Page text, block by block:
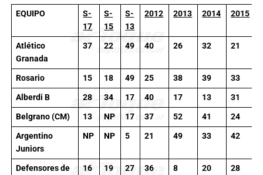
EQUIPO
S-
17
S-
15
S-
13
2012 2013 2014 2015
Atlético
Granada
37 22 49 40 26 32 21
Rosario 15 18 49 25 38 39 33
Alberdi B
28 34 17 40 17 13 31
Belgrano (CM)
13 NP 17 37 52 41 24
Argentino
Juniors
NP NP 5 21 49 33 42
Defensores de
16 19 27 36 8 20 28